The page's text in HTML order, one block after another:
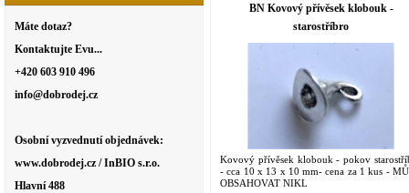
Máte dotaz?
Kontaktujte Evu...
+420 603 910 496
info@dobrodej.cz
Osobní vyzvednutí objednávek:
www.dobrodej.cz / InBIO s.r.o.
Hlavní 488
BN Kovový přívěsek klobouk -
starostříbro
Kovový přívěsek klobouk - pokov
- cca 10 x 13 x 10 mm- cena za 1 kus -
OBSAHOVAT NIKL